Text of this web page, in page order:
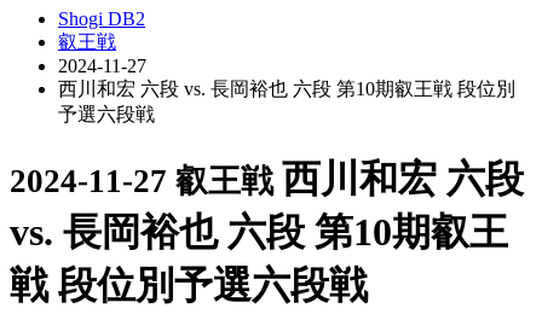
Shogi DB2
叡王戦
2024-11-27
西川和宏 六段 vs. 長岡裕也 六段 第10期叡王戦 段位別
予選六段戦
2024-11-27 叡王戦 西川和宏 六段
vs. 長岡裕也 六段 第10期叡王
戦 段位別予選六段戦